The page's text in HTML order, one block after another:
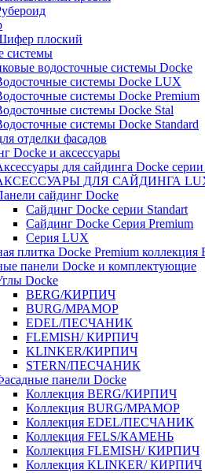
плоский
системы
водосточные системы Docke
системы Docke LUX
системы Docke Premium
системы Docke Stal
системы Docke Standard
отделки фасадов
Docke и аксессуары
для сайдинга Docke
ДЛЯ САЙДИНГА
сайдинг Docke
Cайдинг Docke серии Standart
Сайдинг Docke Серия Premium
Серия LUX
плитка Docke Premium коллекция
панели Docke и комплектующие
Docke
BERG/КИРПИЧ
BURG/МРАМОР
EDEL/ПЕСЧАНИК
FLEMISH/ КИРПИЧ
KLINKER/КИРПИЧ
STERN/ПЕСЧАНИК
панели Docke
Коллекция BERG/КИРПИЧ
Коллекция BURG/МРАМОР
Коллекция EDEL/ПЕСЧАНИК
Коллекция FELS/КАМЕНЬ
Коллекция FLEMISH/ КИРПИЧ
Коллекция KLINKER/ КИРПИЧ